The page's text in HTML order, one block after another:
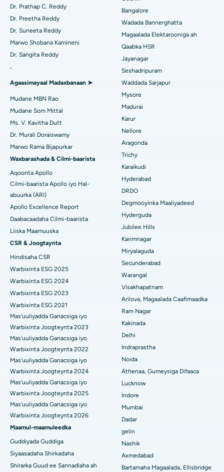
Soo hel Dhakhtarka Haweenka
Raadi Cilmi-nafsi yaqaan
Raadi Dhakhtarka Guud
Isbitaalka ugu Fiican ee Kanpur Road, Lucknow
Isbitaalka ugu Fiican Qaybta-26, Noida
Isbitaalka ugu Fiican Gandhinagar, Ahmedabad
Isbitaalka ugu Fiican Aragonda, Andhra Pradesh
Isbitaalka ugu Fiican ee Bannerghatta Road, Bangalore
Isbitaalka ugu Fiican Cutubka-15, Bhubaneswar
Isbitaalka ugu Fiican ee Seepat Road, Bilaspur
Isbitaalka ugu Fiican Ellisbridge, Ahmedabad
Isbitaalka ugu Fiican DRDO, Hyderabad
Isbitaalka ugu Fiican ee GS Road, Guwahati
Isbitaalka ugu Fiican Hyderguda, Hyderabad
Isbitaalka ugu Fiican ee Vijay Nagar, Indore
Isbitaalka ugu Fiican ee Wadada Weyn ee Suryaropeta,
Kakinada
Isbitaalka ugu Fiican ee Wadada Wareega Canal, Kolkata
Isbitaalka ugu Fiican CBD Belapur, Navi Mumbai
Isbitaalka ugu Fiican Panchavati, Nashik
Isbitaalka ugu Fiican ee Secunderabad, Hyderabad
Isbitaalka ugu Fiican ee Seshadripuram, Bangalore
Isbitaalka ugu Fiican ee Wadada Weyn ee Waltair,
Visakhapatnam
Isbitaalka ugu Fiican ee Subhash Nagar Road, Karimnagar
Isbitaalka ugu Fiican Managari, Karaikudi
Isbitaalka ugu Fiican Arepally, Warangal
Kateetarka Ablation
Dib u noqoshada garabka
Xididada Halbowlaha Uterineine
Qalliinka Kansarka Naasaha
Brachytherapy
Kolonoscopy
Polypectomy
Xoojinta Deep Brain
Ka-qaadista kelyaha
Parathyroidectomy
Beddelka Jilibka Wadarta dhoobada
Ercp
Dr. Prathap C. Reddy
Dr. Preetha Reddy
Dr. Suneeta Reddy
Marwo Shobana Kamineni
Dr. Sangita Reddy
.
Agaasimayaal Madaxbanaan ➤
Mudane MBN Rao
Mudane Som Mittal
Ms. V. Kavitha Dutt
Dr. Murali Doraiswamy
Marwo Rama Bijapurkar
Waxbarashada & Cilmi-baarista
Aqoonta Apollo
Cilmi-baarista Apollo iyo Hal-
abuurka (ARI)
Apollo Excellence Report
Daabacaadaha Cilmi-baarista
Liiska Maamuuska
CSR & Joogtaynta
Hindisaha CSR
Warbixinta ESG 2025
Warbixinta ESG 2024
Warbixinta ESG 2023
Warbixinta ESG 2021
Mas'uuliyadda Ganacsiga iyo
Warbixinta Joogteynta 2023
Mas'uuliyadda Ganacsiga iyo
Warbixinta Joogteynta 2022
Mas'uuliyadda Ganacsiga iyo
Warbixinta Joogteynta 2024
Mas'uuliyadda Ganacsiga iyo
Warbixinta Joogteynta 2025
Mas'uuliyadda Ganacsiga iyo
Warbixinta Joogteynta 2026
Maamul-maamuleedka
Guddiyada Guddiga
Siyaasadaha Shirkadaha
Shirarka Guud ee Sannadlaha ah
Bangalore
Wadada Bannerghatta
Magaalada Elektarooniga ah
Qaabka HSR
Jayanagar
Seshadripuram
Waddada Sarjapur
Mysore
Madurai
Karur
Nellore
Aragonda
Trichy
Karaikudi
Hyderabad
DRDO
Degmooyinka Maaliyadeed
Hyderguda
Jubilee Hills
Karimnagar
Miryalaguda
Secunderabad
Warangal
Visakhapatnam
Arilova, Magaalada Caafimaadka
Ram Nagar
Kakinada
Delhi
Indraprastha
Noida
Athenaa, Gumeysiga Difaaca
Lucknow
Indore
Mumbai
Dadar
gelin
Nashik
Axmedabad
Bartamaha Magaalada, Ellisbridge